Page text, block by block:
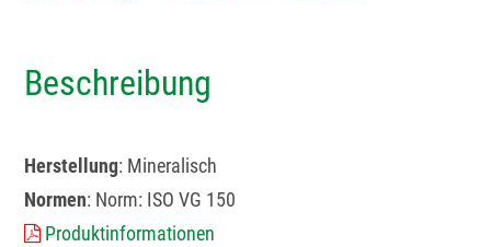
Beschreibung
Herstellung: Mineralisch
Normen: Norm: ISO VG 150
Produktinformationen